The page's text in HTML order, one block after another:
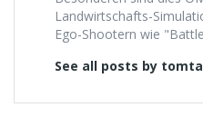
Landwirtschafts-
Ego-Shootern wie
See all posts by